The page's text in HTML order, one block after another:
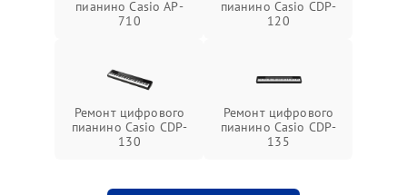
пианино Casio AP-
710
пианино Casio CDP-
120
Ремонт цифрового
пианино Casio CDP-
130
Ремонт цифрового
пианино Casio CDP-
135